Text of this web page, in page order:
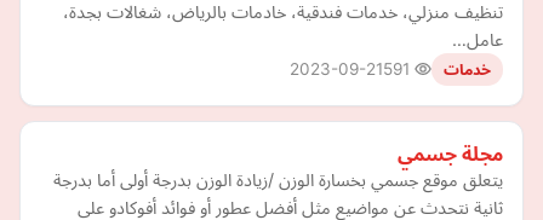
تنظيف منزلي، خدمات فندقية، خادمات بالرياض، شغالات بجدة،
عامل…
خدمات 2023-09-21
مجلة جسمي
يتعلق موقع جسمي بخسارة الوزن /زيادة الوزن بدرجة أولى أما بدرجة
ثانية نتحدث عن مواضيع مثل أفضل عطور أو فوائد أفوكادو على